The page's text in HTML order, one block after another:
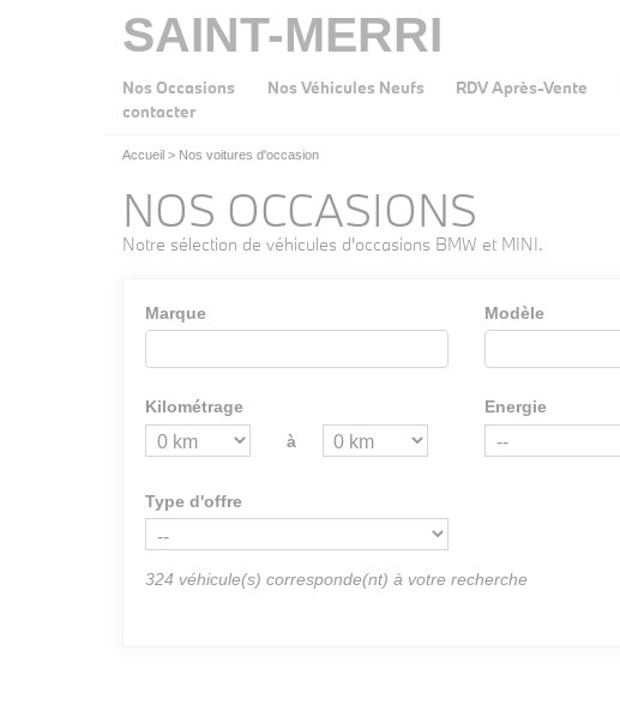
SAINT-MERRI
Nos Occasions Nos Véhicules Neufs RDV Après-Vente
contacter
Accueil > Nos voitures d'occasion
NOS OCCASIONS
Notre sélection de véhicules d'occasions BMW et MINI.
Marque Modèle
Kilométrage
à
Energie
Type d'offre
324 véhicule(s) corresponde(nt) à votre recherche